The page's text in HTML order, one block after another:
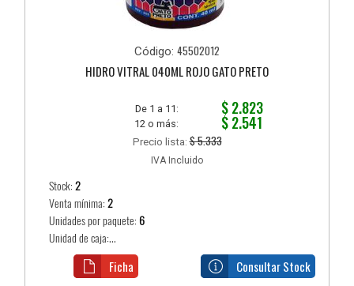
Código: 45502012
HIDRO VITRAL 040ML ROJO GATO PRETO
De 1 a 11: $ 2.823
12 o más: $ 2.541
Precio lista:$ 5.333
IVA Incluido
Stock:2
Venta mínima:2
Unidades por paquete: 6
Unidad de caja:...
Consultar Stock
Ficha